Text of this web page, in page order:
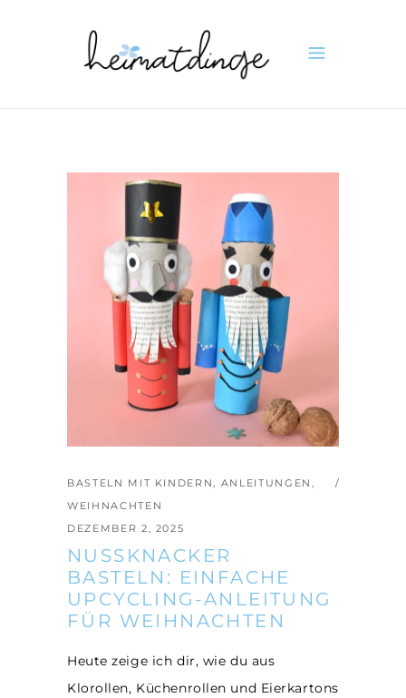
BASTELN MIT KINDERN, ANLEITUNGEN ,
WEIHNACHTEN
DEZEMBER 2, 2025
NUSSKNACKER
BASTELN: EINFACHE
UPCYCLING-ANLEITUNG
FÜR WEIHNACHTEN
Heute zeige ich dir, wie du aus
Klorollen, Küchenrollen und Eierkartons